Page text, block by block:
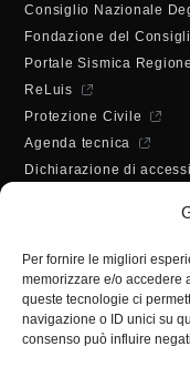
Per fornire le migliori
memorizzare e/o accedere
queste tecnologie ci
navigazione o ID unici su
consenso può influire
Consiglio Nazionale
Fondazione del
Portale Sismica
ReLuis
Protezione Civile
Agenda tecnica
Dichiarazione di
Lunedì - Mercoledì -
Martedì - Giovedì:
10:00 - 12:00 / 14:30 -
SEGRETERIA